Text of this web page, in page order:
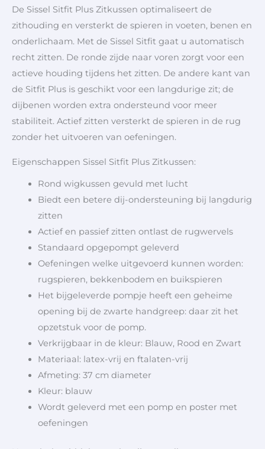
De Sissel Sitfit Plus Zitkussen optimaliseert de
zithouding en versterkt de spieren in voeten, benen en
onderlichaam. Met de Sissel Sitfit gaat u automatisch
recht zitten. De ronde zijde naar voren zorgt voor een
actieve houding tijdens het zitten. De andere kant van
de Sitfit Plus is geschikt voor een langdurige zit; de
dijbenen worden extra ondersteund voor meer
stabiliteit. Actief zitten versterkt de spieren in de rug
zonder het uitvoeren van oefeningen.
Eigenschappen Sissel Sitfit Plus Zitkussen:
Rond wigkussen gevuld met lucht
Biedt een betere dij-ondersteuning bij langdurig
zitten
Actief en passief zitten ontlast de rugwervels
Standaard opgepompt geleverd
Oefeningen welke uitgevoerd kunnen worden:
rugspieren, bekkenbodem en buikspieren
Het bijgeleverde pompje heeft een geheime
opening bij de zwarte handgreep: daar zit het
opzetstuk voor de pomp.
Verkrijgbaar in de kleur: Blauw, Rood en Zwart
Materiaal: latex-vrij en ftalaten-vrij
Afmeting: 37 cm diameter
Kleur: blauw
Wordt geleverd met een pomp en poster met
oefeningen